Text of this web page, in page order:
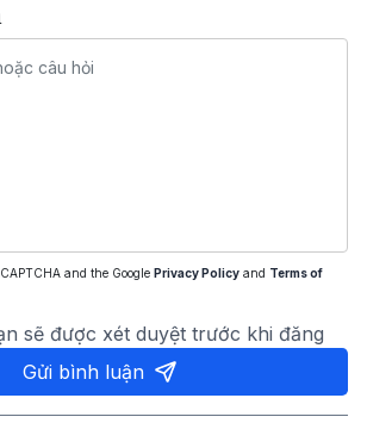
and the Google Privacy Policy and Terms of
sẽ được xét duyệt trước khi đăng
Gửi bình luận